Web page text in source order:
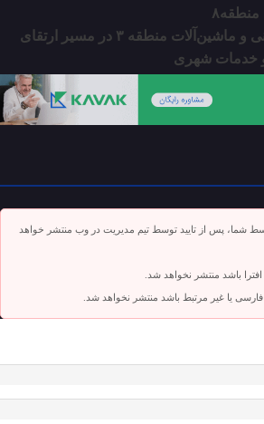
منطقه۸
کارگاه امانی و ماشین‌آلات منطقه ۳ در مسیر ارتقای
خدمات شهری
شما، پس از تایید توسط تیم مدیریت در وب منتشر خواهد
باشد منتشر نخواهد شد.
فارسی یا غیر مرتبط باشد منتشر نخواهد شد.